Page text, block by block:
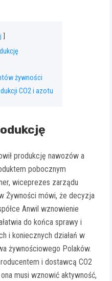
żywności
CO2 i azotu
produkcję nawozów a
pobocznym
wiceprezes zarządu
Żywności mówi, że decyzja
Anwil wznowienie
do końca sprawy i
i koniecznych działań w
żywnościowego Polaków.
i dostawcą CO2
musi wznowić aktywność,